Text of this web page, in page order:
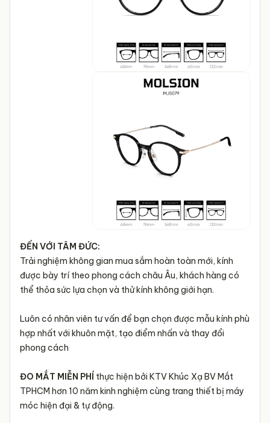
ĐẾN VỚI TÂM ĐỨC:
Trải nghiệm không gian mua sắm hoàn toàn mới, kính
được bày trí theo phong cách châu Âu, khách hàng có
thể thỏa sức lựa chọn và thử kính không giới hạn.
Luôn có nhân viên tư vấn để bạn chọn được mẫu kính phù
hợp nhất với khuôn mặt, tạo điểm nhấn và thay đổi
phong cách
ĐO MẮT MIỄN PHÍ thực hiện bởi KTV Khúc Xạ BV Mắt
TPHCM hơn 10 năm kinh nghiệm cùng trang thiết bị máy
móc hiện đại & tự động.